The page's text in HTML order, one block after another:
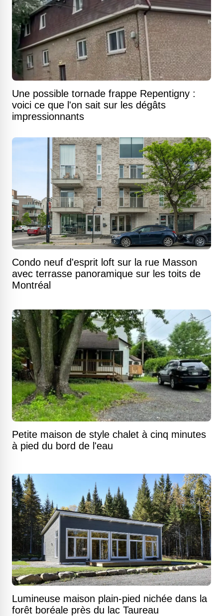
Une possible tornade frappe Repentigny :
voici ce que l'on sait sur les dégâts
impressionnants
Condo neuf d'esprit loft sur la rue Masson
avec terrasse panoramique sur les toits de
Montréal
Petite maison de style chalet à cinq minutes
à pied du bord de l'eau
Lumineuse maison plain-pied nichée dans la
forêt boréale près du lac Taureau